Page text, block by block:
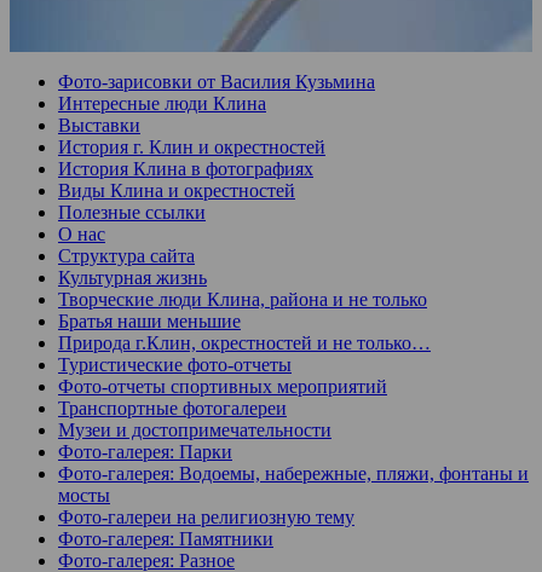
Фото-зарисовки от Василия Кузьмина
Интересные люди Клина
Выставки
История г. Клин и окрестностей
История Клина в фотографиях
Виды Клина и окрестностей
Полезные ссылки
О нас
Структура сайта
Культурная жизнь
Творческие люди Клина, района и не только
Братья наши меньшие
Природа г.Клин, окрестностей и не только…
Туристические фото-отчеты
Фото-отчеты спортивных мероприятий
Транспортные фотогалереи
Музеи и достопримечательности
Фото-галерея: Парки
Фото-галерея: Водоемы, набережные, пляжи, фонтаны и
мосты
Фото-галереи на религиозную тему
Фото-галерея: Памятники
Фото-галерея: Разное